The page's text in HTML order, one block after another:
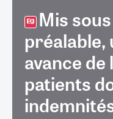
Mis
préalable,
avance
patients